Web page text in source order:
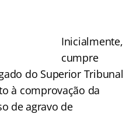
Inicialmente,
cumpre
do Superior Tribunal
à comprovação da
de agravo de